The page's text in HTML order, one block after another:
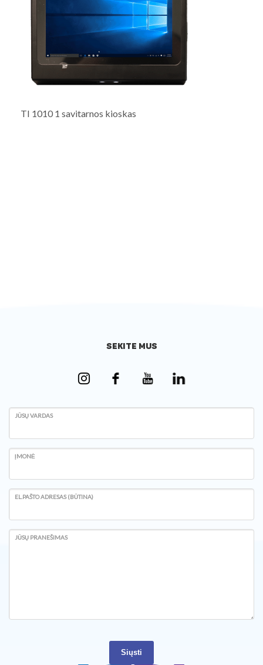
TI 1010 1 savitarnos kioskas
SEKITE MUS
JŪSŲ VARDAS
ĮMONĖ
EL.PAŠTO ADRESAS (BŪTINA)
JŪSŲ PRANEŠIMAS
Siųsti